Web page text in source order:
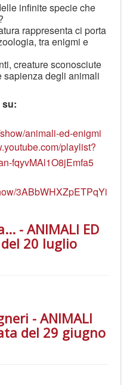
infinite specie che
rappresenta ci porta
tra enigmi e
creature sconosciute
degli animali
animali-ed-enigmi
playlist?
fqyvMAl1O8jEmfa5
3ABbWHXZpETPqYi
- ANIMALI ED
20 luglio
- ANIMALI
del 29 giugno